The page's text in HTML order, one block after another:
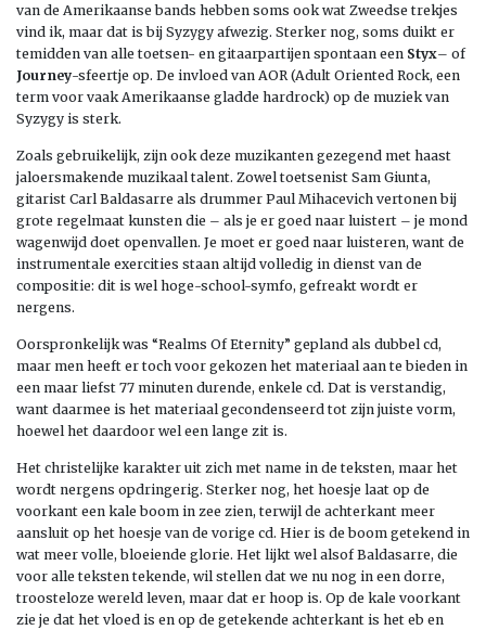
van de Amerikaanse bands hebben soms ook wat Zweedse trekjes
vind ik, maar dat is bij Syzygy afwezig. Sterker nog, soms duikt er
temidden van alle toetsen- en gitaarpartijen spontaan een Styx– of
Journey-sfeertje op. De invloed van AOR (Adult Oriented Rock, een
term voor vaak Amerikaanse gladde hardrock) op de muziek van
Syzygy is sterk.
Zoals gebruikelijk, zijn ook deze muzikanten gezegend met haast
jaloersmakende muzikaal talent. Zowel toetsenist Sam Giunta,
gitarist Carl Baldasarre als drummer Paul Mihacevich vertonen bij
grote regelmaat kunsten die – als je er goed naar luistert – je mond
wagenwijd doet openvallen. Je moet er goed naar luisteren, want de
instrumentale exercities staan altijd volledig in dienst van de
compositie: dit is wel hoge-school-symfo, gefreakt wordt er
nergens.
Oorspronkelijk was “Realms Of Eternity” gepland als dubbel cd,
maar men heeft er toch voor gekozen het materiaal aan te bieden in
een maar liefst 77 minuten durende, enkele cd. Dat is verstandig,
want daarmee is het materiaal gecondenseerd tot zijn juiste vorm,
hoewel het daardoor wel een lange zit is.
Het christelijke karakter uit zich met name in de teksten, maar het
wordt nergens opdringerig. Sterker nog, het hoesje laat op de
voorkant een kale boom in zee zien, terwijl de achterkant meer
aansluit op het hoesje van de vorige cd. Hier is de boom getekend in
wat meer volle, bloeiende glorie. Het lijkt wel alsof Baldasarre, die
voor alle teksten tekende, wil stellen dat we nu nog in een dorre,
troosteloze wereld leven, maar dat er hoop is. Op de kale voorkant
zie je dat het vloed is en op de getekende achterkant is het eb en